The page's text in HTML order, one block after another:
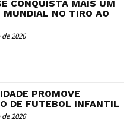
CONQUISTA MAIS UM
NO TIRO AO
2026
PROMOVE
DE FUTEBOL INFANTIL
2026